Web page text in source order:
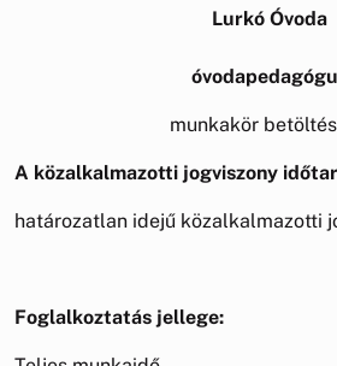
Lurkó Óvoda
munkakör
A közalkalmazotti jogviszony
határozatlan idejű közalkalmazotti
Foglalkoztatás jellege: